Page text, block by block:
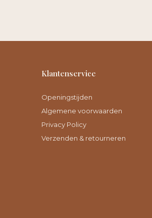
Klantenservice
Openingstijden
Algemene voorwaarden
Privacy Policy
Verzenden & retourneren